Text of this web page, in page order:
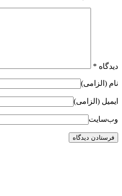
دیدگاه *
نام (الزامی)
ایمیل (الزامی)
وب‌سایت